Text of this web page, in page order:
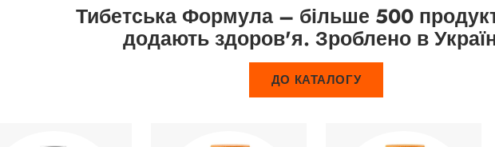
Тибетська Формула – більше 500
додають здоров'я. Зроблено в
ДО КАТАЛОГУ